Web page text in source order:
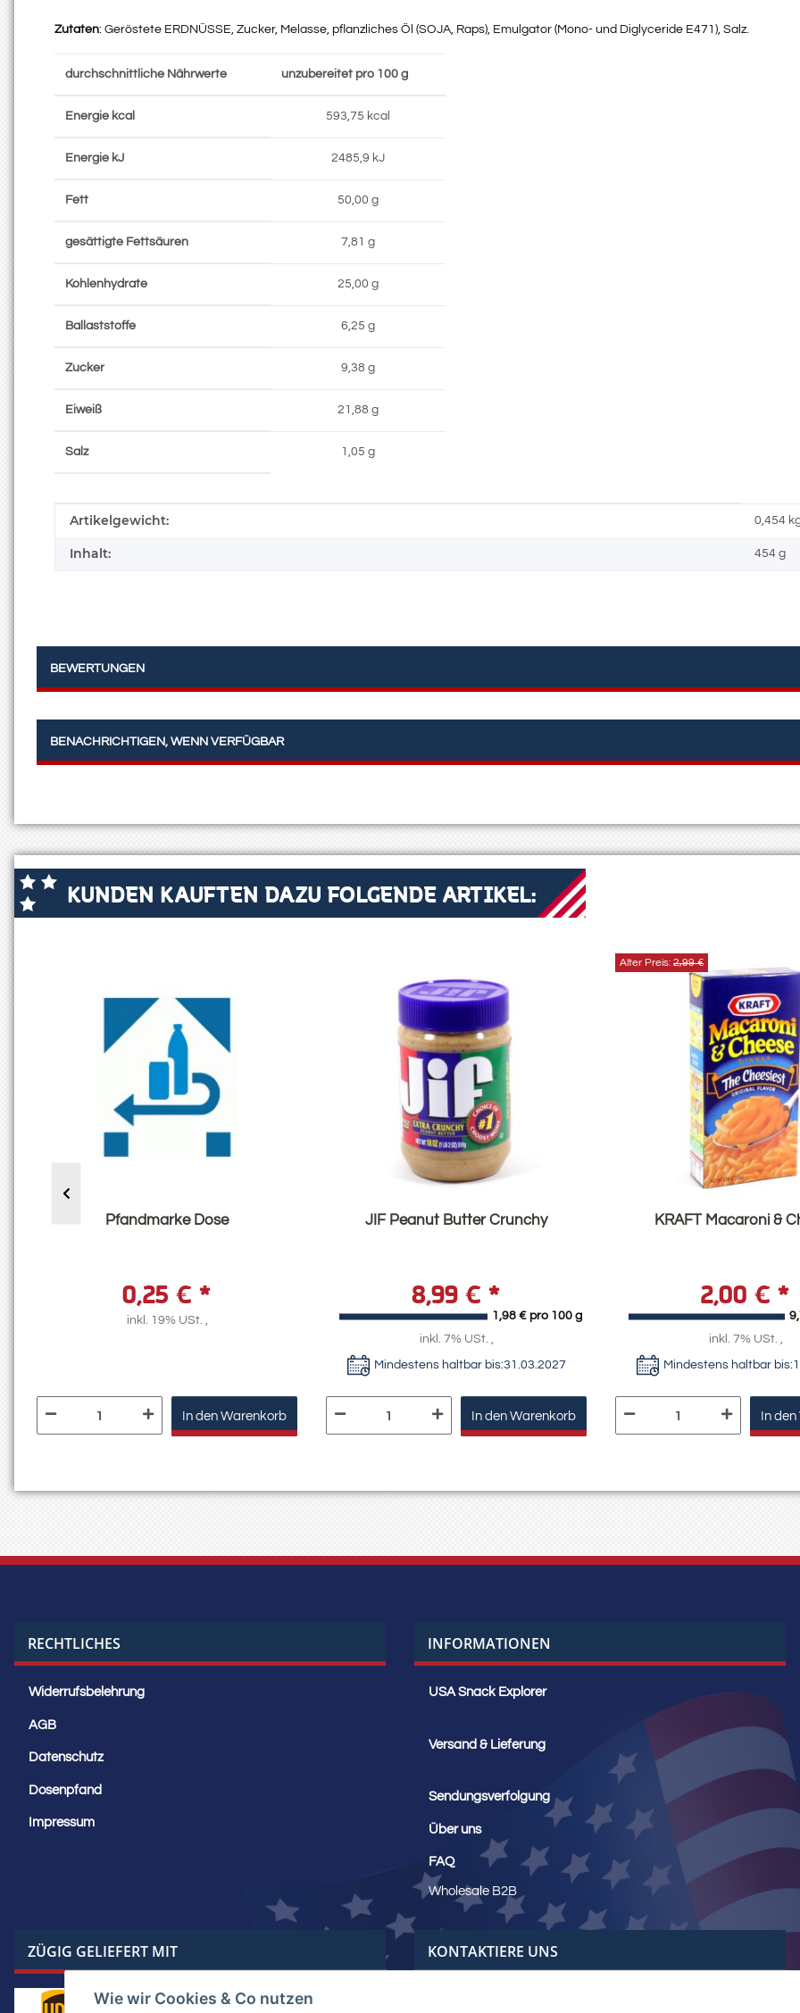
Wie wir Cookies & Co nutzen
Zutaten: Geröstete ERDNÜSSE, Zucker, Melasse, pflanzliches Öl (SOJA, Raps), Emulgator (Mono- und Diglyceride E471), Salz.
durchschnittliche Nährwerte unzubereitet pro 100 g
Energie kcal 593,75 kcal
Energie kJ 2485,9 kJ
Fett 50,00 g
gesättigte Fettsäuren 7,81 g
Kohlenhydrate 25,00 g
Ballaststoffe 6,25 g
Zucker 9,38 g
Eiweiß 21,88 g
Salz 1,05 g
Produkteigenschaft
Wert
Artikelgewicht: 0,454
Inhalt: 454 g
BEWERTUNGEN
BENACHRICHTIGEN, WENN VERFÜGBAR
KUNDEN KAUFTEN DAZU FOLGENDE ARTIKEL:
Pfandmarke Dose
0,25 € *
inkl. 19% USt. ,
In den Warenkorb
JIF Peanut Butter Crunchy
8,99 € *
1,98 € pro 100 g
inkl. 7% USt. ,
Mindestens haltbar bis:31.03.2027
In den Warenkorb
KRAFT Macaroni &
2,00 € *
Alter Preis: 2,99 €
inkl. 7% USt. ,
Mindestens haltbar bis:
In
RECHTLICHES
Widerrufsbelehrung
AGB
Datenschutz
Dosenpfand
Impressum
INFORMATIONEN
USA Snack Explorer
Versand & Lieferung
Sendungsverfolgung
Über uns
FAQ
Wholesale B2B
ZÜGIG GELIEFERT MIT KONTAKTIERE UNS